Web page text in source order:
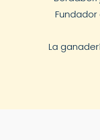
Fundador
La